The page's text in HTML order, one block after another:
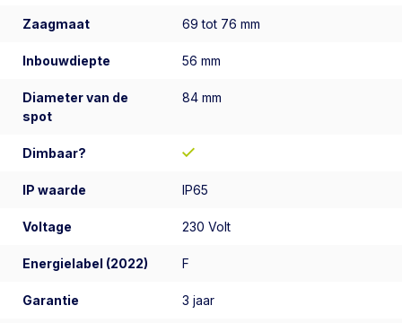
Zaagmaat 69 tot 76 mm
Inbouwdiepte 56 mm
Diameter van de
spot
84 mm
Dimbaar?
IP waarde IP65
Voltage 230 Volt
Energielabel (2022) F
Garantie 3 jaar